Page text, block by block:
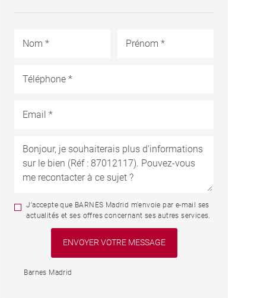
J'accepte que BARNES Madrid m'envoie par e-mail ses
actualités et ses offres concernant ses autres services.
Barnes Madrid